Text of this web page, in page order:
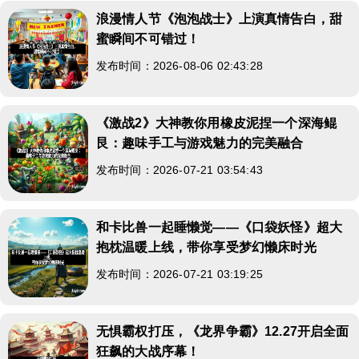
浪漫情人节《泡泡战士》上演真情告白，甜
蜜瞬间不可错过！
发布时间：2026-08-06 02:43:28
《激战2》大神教你用橡皮泥捏一个深海鲲
艮：趣味手工与游戏魅力的完美融合
发布时间：2026-07-21 03:54:43
和卡比兽一起睡懒觉——《口袋妖怪》超大
抱枕温暖上线，带你享受梦幻懒床时光
发布时间：2026-07-21 03:19:25
无惧霸权打压，《龙界争霸》12.27开启全面
狂飙的大战序幕！